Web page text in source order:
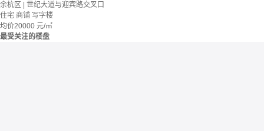
余杭区 | 世纪大道与迎宾路交叉口
住宅 商铺 写字楼
均价20000 元/㎡
最受关注的楼盘